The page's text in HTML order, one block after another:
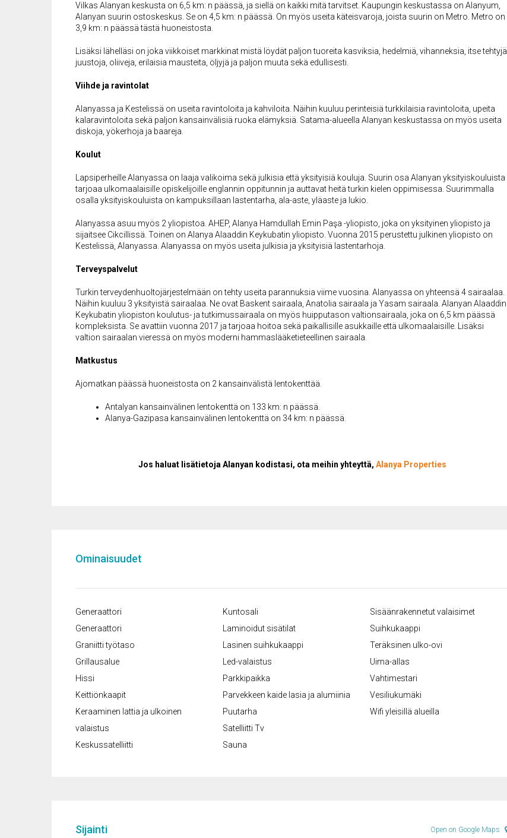
Vilkas Alanyan keskusta on 6,5 km: n päässä, ja siellä on kaikki mitä tarvitset. Kaupungin keskustassa on Alanyum,
Alanyan suurin ostoskeskus. Se on 4,5 km: n päässä. On myös useita käteisvaroja, joista suurin on Metro. Metro on
3,9 km: n päässä tästä huoneistosta.
Lisäksi lähelläsi on joka viikkoiset markkinat mistä löydät paljon tuoreita kasviksia, hedelmiä, vihanneksia, itse tehtyjä
juustoja, oliiveja, erilaisia mausteita, öljyjä ja paljon muuta sekä edullisesti.
Viihde ja ravintolat
Alanyassa ja Kestelissä on useita ravintoloita ja kahviloita. Näihin kuuluu perinteisiä turkkilaisia ​​ravintoloita, upeita
kalaravintoloita sekä paljon kansainvälisiä ruoka elämyksiä. Satama-alueella Alanyan keskustassa on myös useita
diskoja, yökerhoja ja baareja.
Koulut
Lapsiperheille Alanyassa on laaja valikoima sekä julkisia että yksityisiä kouluja. Suurin osa Alanyan yksityiskouluista
tarjoaa ulkomaalaisille opiskelijoille englannin oppitunnin ja auttavat heitä turkin kielen oppimisessa. Suurimmalla
osalla yksityiskouluista on kampuksillaan lastentarha, ala-aste, yläaste ja lukio.
Alanyassa asuu myös 2 yliopistoa. AHEP, Alanya Hamdullah Emin Paşa -yliopisto, joka on yksityinen yliopisto ja
sijaitsee Cikcillissä. Toinen on Alanya Alaaddin Keykubatin yliopisto. Vuonna 2015 perustettu julkinen yliopisto on
Kestelissä, Alanyassa. Alanyassa on myös useita julkisia ja yksityisiä lastentarhoja.
Terveyspalvelut
Turkin terveydenhuoltojärjestelmään on tehty useita parannuksia viime vuosina. Alanyassa on yhteensä 4 sairaalaa.
Näihin kuuluu 3 yksityistä sairaalaa. Ne ovat Baskent sairaala, Anatolia sairaala ja Yasam sairaala. Alanyan Alaaddin
Keykubatin yliopiston koulutus- ja tutkimussairaala on myös huipputason valtionsairaala, joka on 6,5 km päässä
kompleksista. Se avattiin vuonna 2017 ja tarjoaa hoitoa sekä paikallisille asukkaille että ulkomaalaisille. Lisäksi
valtion sairaalan vieressä on myös moderni hammaslääketieteellinen sairaala.
Matkustus
Ajomatkan päässä huoneistosta on 2 kansainvälistä lentokenttää.
Antalyan kansainvälinen lentokenttä on 133 km: n päässä.
Alanya-Gazipasa kansainvälinen lentokenttä on 34 km: n päässä.
Jos haluat lisätietoja Alanyan kodistasi, ota meihin yhteyttä, Alanya Properties
Ominaisuudet
Generaattori
Generaattori
Graniitti työtaso
Grillausalue
Hissi
Keittiönkaapit
Keraaminen lattia ja ulkoinen
valaistus
Keskussatelliitti
Kuntosali
Laminoidut sisätilat
Lasinen suihkukaappi
Led-valaistus
Parkkipaikka
Parvekkeen kaide lasia ja alumiinia
Puutarha
Satelliitti Tv
Sauna
Sisäänrakennetut valaisimet
Suihkukaappi
Teräksinen ulko-ovi
Uima-allas
Vahtimestari
Vesiliukumäki
Wifi yleisillä alueilla
Sijainti Open on Google Maps